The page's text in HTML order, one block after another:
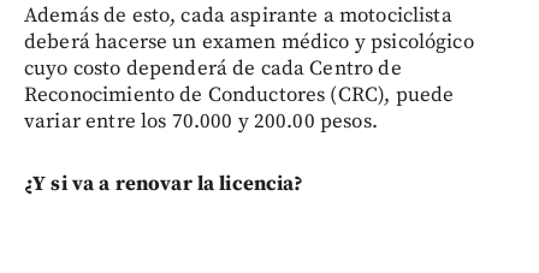
Además de esto, cada aspirante a motociclista
deberá hacerse un examen médico y psicológico
cuyo costo dependerá de cada Centro de
Reconocimiento de Conductores (CRC), puede
variar entre los 70.000 y 200.00 pesos.
¿Y si va a renovar la licencia?